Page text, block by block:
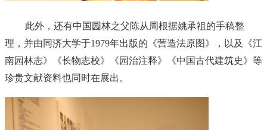
此外，还有中国园林之父陈从周根据姚承祖的手稿整
理，并由同济大学于1979年出版的《营造法原图》，以及《江
南园林志》《长物志校》《园治注释》《中国古代建筑史》等
珍贵文献资料也同时在展出。